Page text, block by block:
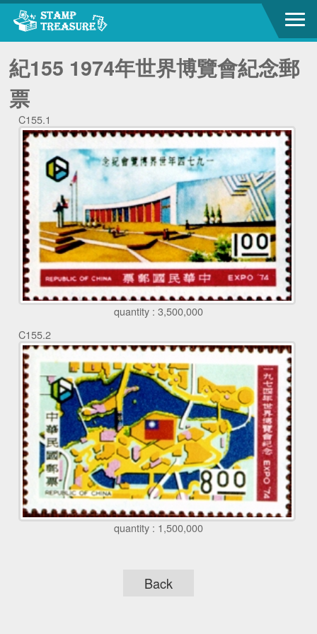
紀155 1974年世界博覽會紀念郵
票
C155.1
quantity : 3,500,000
C155.2
quantity : 1,500,000
Back